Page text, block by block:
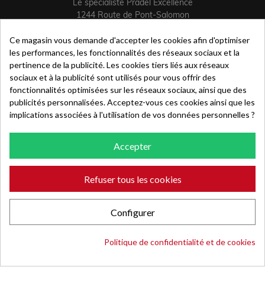
Le spécialiste Pradel Excellence
1244 Route de Pont-Salomon
France
contact@lespecialiste-pradelexcellence.com
INFORMATIONS
A propos
Mentions légales
Données Personnelles
CGV
Contactez-nous
Livraison
Retour
Blog
Ce magasin vous demande d'accepter les cookies afin d'optimiser
les performances, les fonctionnalités des réseaux sociaux et la
pertinence de la publicité. Les cookies tiers liés aux réseaux
sociaux et à la publicité sont utilisés pour vous offrir des
fonctionnalités optimisées sur les réseaux sociaux, ainsi que des
publicités personnalisées. Acceptez-vous ces cookies ainsi que les
implications associées à l'utilisation de vos données personnelles ?
Accepter
Refuser tous les cookies
Configurer
Politique de confidentialité et de cookies